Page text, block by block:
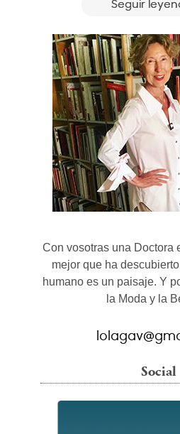
Seguir
Con vosotras una Doctora
mejor que ha
humano es un paisaje. Y
la Moda y la
Social